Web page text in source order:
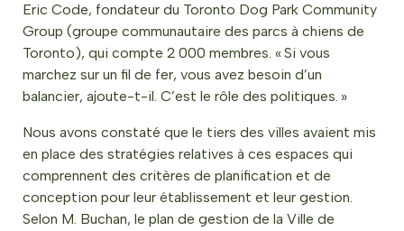
Eric Code, fondateur du Toronto Dog Park Community
Group (groupe communautaire des parcs à chiens de
Toronto), qui compte 2 000 membres. « Si vous
marchez sur un fil de fer, vous avez besoin d’un
balancier, ajoute-t-il. C’est le rôle des politiques. »
Nous avons constaté que le tiers des villes avaient mis
en place des stratégies relatives à ces espaces qui
comprennent des critères de planification et de
conception pour leur établissement et leur gestion.
Selon M. Buchan, le plan de gestion de la Ville de